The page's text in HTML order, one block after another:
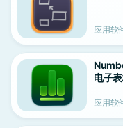
应用软
电子
应用软